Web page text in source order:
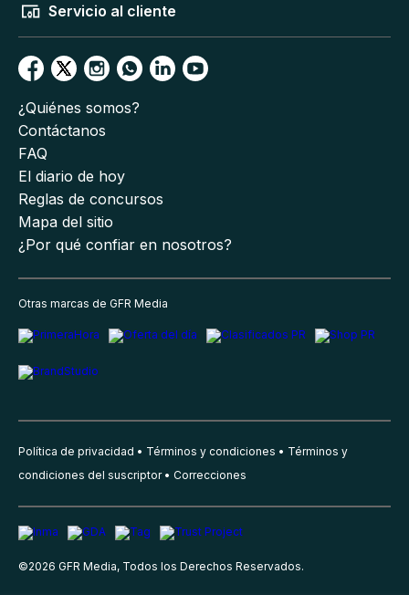
Servicio al cliente
¿Quiénes somos?
Contáctanos
FAQ
El diario de hoy
Reglas de concursos
Mapa del sitio
¿Por qué confiar en nosotros?
Otras marcas de GFR Media
Política de privacidad Términos y condiciones
Términos y
condiciones del suscriptor
Correcciones
©2026 GFR Media, Todos los Derechos Reservados.